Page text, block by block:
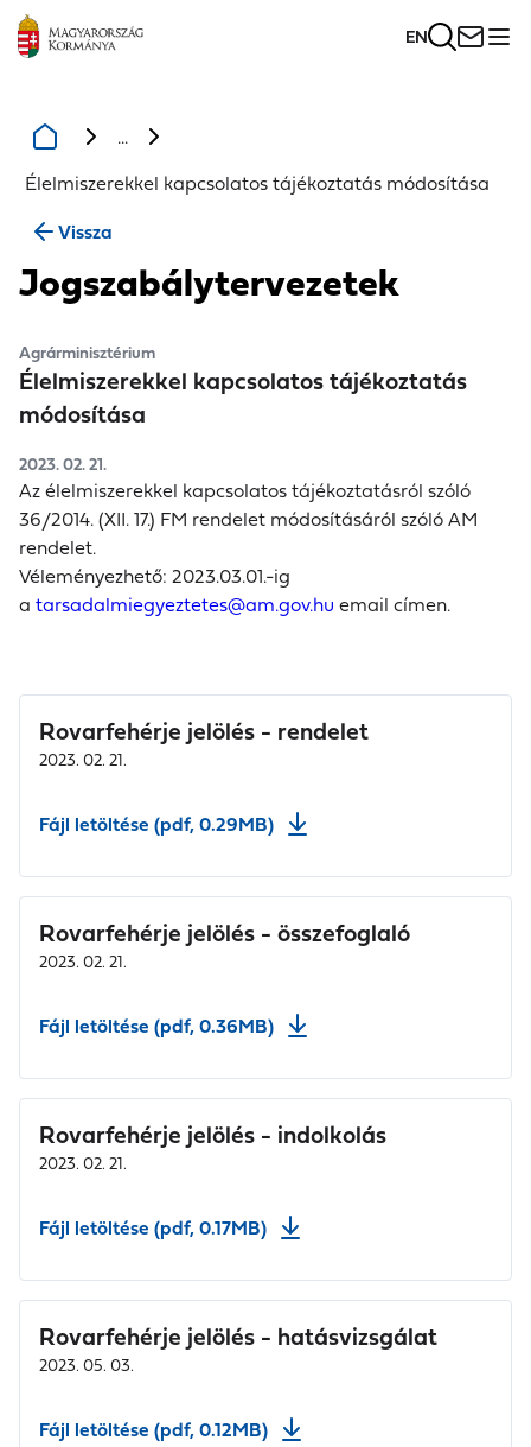
EN
...
Élelmiszerekkel kapcsolatos tájékoztatás módosítása
Vissza
Jogszabálytervezetek
Agrárminisztérium
Élelmiszerekkel kapcsolatos tájékoztatás
módosítása
2023. 02. 21.
Az élelmiszerekkel kapcsolatos tájékoztatásról szóló
36/2014. (XII. 17.) FM rendelet módosításáról szóló AM
rendelet.
Véleményezhető: 2023.03.01.-ig
a tarsadalmiegyeztetes@am.gov.hu email címen.
Rovarfehérje jelölés - rendelet
2023. 02. 21.
Fájl letöltése (pdf, 0.29MB)
Rovarfehérje jelölés - összefoglaló
2023. 02. 21.
Fájl letöltése (pdf, 0.36MB)
Rovarfehérje jelölés - indolkolás
2023. 02. 21.
Fájl letöltése (pdf, 0.17MB)
Rovarfehérje jelölés - hatásvizsgálat
2023. 05. 03.
Fájl letöltése (pdf, 0.12MB)